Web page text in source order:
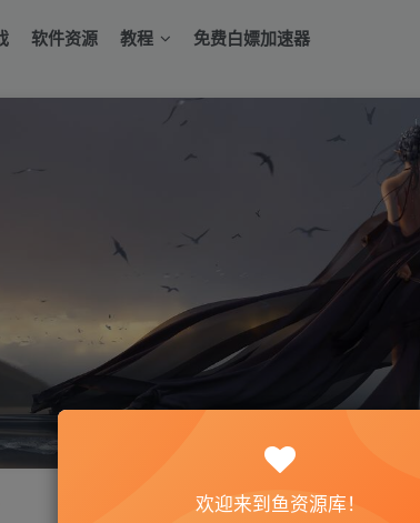
软件资源 教程 免费白嫖加速器
欢迎来到鱼资源库！